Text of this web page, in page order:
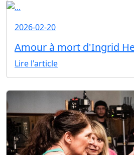
2026-02-20
Amour à mort d'Ingrid
Lire l'article